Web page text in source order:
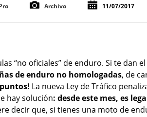
Archivo 11/07/2017
“no oficiales” de enduro. Si te dan
de enduro no homologadas, de
La nueva Ley de Tráfico
hay solución: desde este mes, es
decir que, si tienes una moto de